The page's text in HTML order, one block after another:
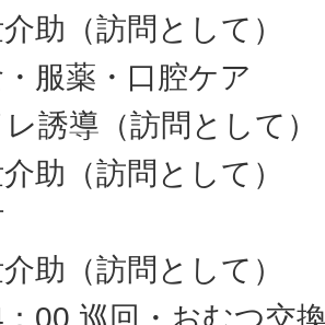
助（訪問として）
服薬・口腔ケア
誘導（訪問として）
助（訪問として）
助（訪問として）
00 巡回・おむつ交